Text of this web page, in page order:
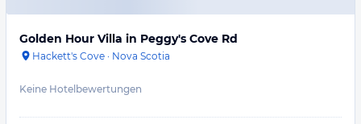
Golden Hour Villa in Peggy's Cove Rd
Hackett's Cove · Nova Scotia
Keine Hotelbewertungen